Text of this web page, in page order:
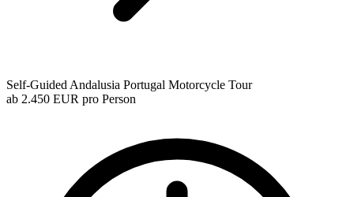
Self-Guided Andalusia Portugal Motorcycle Tour
ab 2.450 EUR pro Person